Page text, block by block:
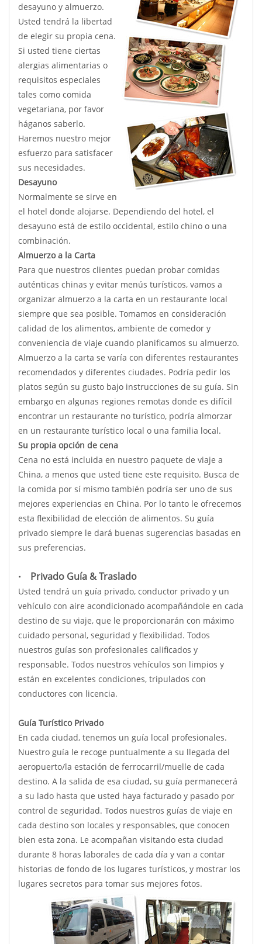
desayuno y almuerzo.
Usted tendrá la libertad
de elegir su propia cena.
Si usted tiene ciertas
alergias alimentarias o
requisitos especiales
tales como comida
vegetariana, por favor
háganos saberlo.
Haremos nuestro mejor
esfuerzo para satisfacer
sus necesidades.
Desayuno
Normalmente se sirve en
el hotel donde alojarse. Dependiendo del hotel, el
desayuno está de estilo occidental, estilo chino o una
combinación.
Almuerzo a la Carta
Para que nuestros clientes puedan probar comidas
auténticas chinas y evitar menús turísticos, vamos a
organizar almuerzo a la carta en un restaurante local
siempre que sea posible. Tomamos en consideración
calidad de los alimentos, ambiente de comedor y
conveniencia de viaje cuando planificamos su almuerzo.
Almuerzo a la carta se varía con diferentes restaurantes
recomendados y diferentes ciudades. Podría pedir los
platos según su gusto bajo instrucciones de su guía. Sin
embargo en algunas regiones remotas donde es difícil
encontrar un restaurante no turístico, podría almorzar
en un restaurante turístico local o una familia local.
Su propia opción de cena
Cena no está incluida en nuestro paquete de viaje a
China, a menos que usted tiene este requisito. Busca de
la comida por sí mismo también podría ser uno de sus
mejores experiencias en China. Por lo tanto le ofrecemos
esta flexibilidad de elección de alimentos. Su guía
privado siempre le dará buenas sugerencias basadas en
sus preferencias.
• Privado Guía & Traslado
Usted tendrá un guía privado, conductor privado y un
vehículo con aire acondicionado acompañándole en cada
destino de su viaje, que le proporcionarán con máximo
cuidado personal, seguridad y flexibilidad. Todos
nuestros guías son profesionales calificados y
responsable. Todos nuestros vehículos son limpios y
están en excelentes condiciones, tripulados con
conductores con licencia.
Guía Turístico Privado
En cada ciudad, tenemos un guía local profesionales.
Nuestro guía le recoge puntualmente a su llegada del
aeropuerto/la estación de ferrocarril/muelle de cada
destino. A la salida de esa ciudad, su guía permanecerá
a su lado hasta que usted haya facturado y pasado por
control de seguridad. Todos nuestros guías de viaje en
cada destino son locales y responsables, que conocen
bien esta zona. Le acompañan visitando esta ciudad
durante 8 horas laborales de cada día y van a contar
historias de fondo de los lugares turísticos, y mostrar los
lugares secretos para tomar sus mejores fotos.